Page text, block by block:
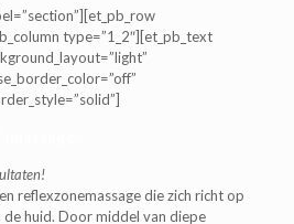
type=”1_2″][et_pb_text
reflexzonemassage die zich richt op
huid. Door middel van diepe